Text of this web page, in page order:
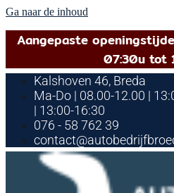
Ga naar de inhoud
Aangepaste
07:30u tot
Kalshoven 46, Breda
Ma-Do | 08.00-12.00 |
| 13:00-16:30
076 - 58 762 39